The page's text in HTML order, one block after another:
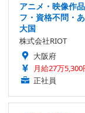
アニメ・映像作
フ・資格不問・
大国
株式会社RIOT
大阪府
月給27万
正社員